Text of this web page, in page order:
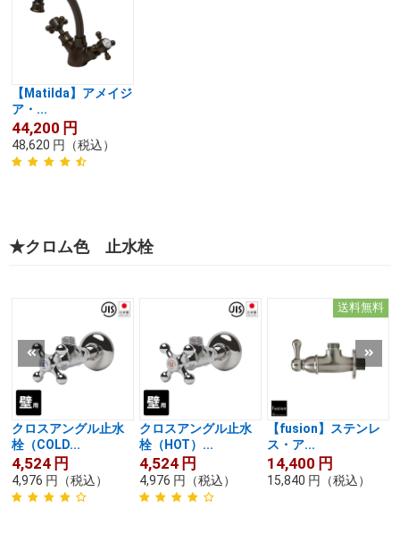
【Matilda】アメイジ
ア・...
44,200 円
48,620 円 （税込）
★クロム色 止水栓
クロスアングル止水
栓（COLD...
4,524 円
4,976 円 （税込）
クロスアングル止水
栓（HOT）...
4,524 円
4,976 円 （税込）
送料無料
【fusion】ステンレ
ス・ア...
14,400 円
15,840 円 （税込）